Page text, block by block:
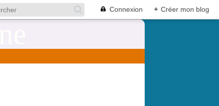
Connexion + Créer mon blog